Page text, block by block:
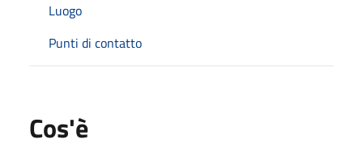
Luogo
Punti di contatto
Cos'è